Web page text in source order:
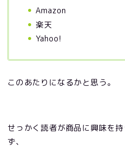
Amazon
楽天
Yahoo!
このあたりになるかと思う。
せっかく読者が商品に興味を
ず、